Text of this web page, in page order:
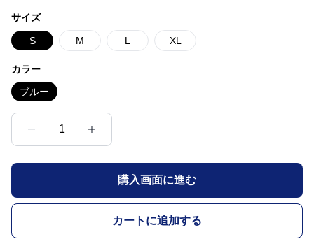
サイズ
S M L XL
カラー
ブルー
1
購入画面に進む
カートに追加する